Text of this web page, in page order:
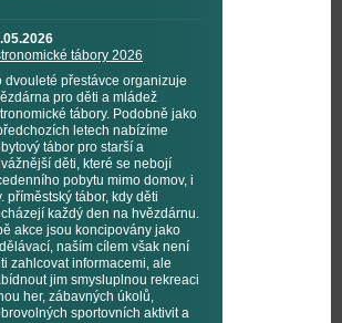
tábory 2026
dvouleté přestávce organizuje
pro děti a mládež
tábory. Podobně jako
letech nabízíme
tábor pro starší a
děti, které se nebojí
pobytu mimo domov, i
příměstský tábor, kdy děti
každý den na hvězdárnu.
akce jsou koncipovány jako
naším cílem však není
zahlcovat informacemi, ale
jim smysluplnou rekreaci
her, zábavných úkolů,
sportovních aktivit a